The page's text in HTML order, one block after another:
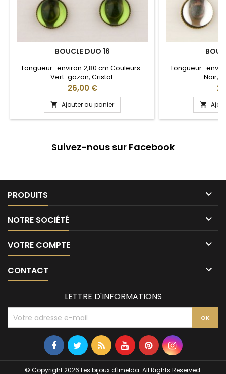
BOUCLE DUO 16
Longueur : environ 2,80 cm.Couleurs :
Vert-gazon, Cristal.
Prix
26,00 €
 Ajouter au panier
Longueur :
Noir,

Suivez-nous sur Facebook
PRODUITS 
NOTRE SOCIÉTÉ 
VOTRE COMPTE 
CONTACT 
LETTRE D'INFORMATIONS
© Copyright 2026 Les bijoux d'Imelda. All Rights Reserved.